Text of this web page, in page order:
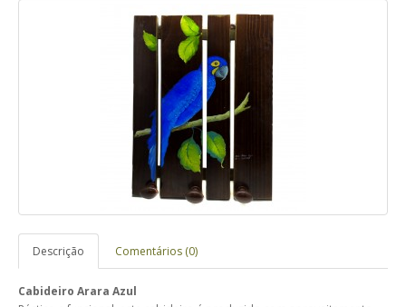
Descrição Comentários (0)
Cabideiro Arara Azul